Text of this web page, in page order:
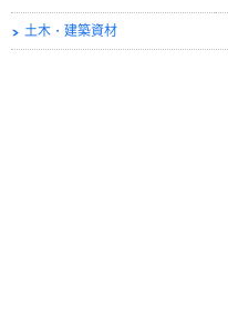
土木・建築資材